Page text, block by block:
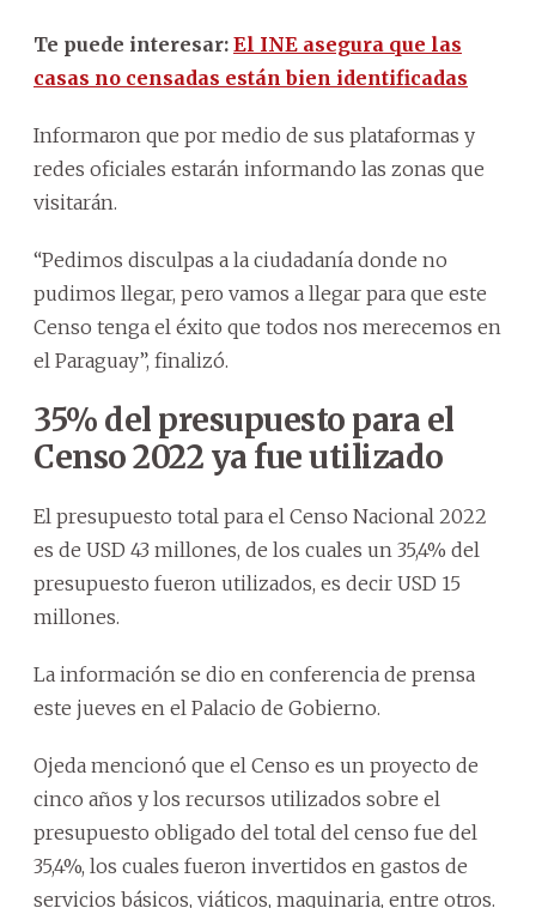
Te puede interesar: El INE asegura que las
casas no censadas están bien identificadas
Informaron que por medio de sus plataformas y
redes oficiales estarán informando las zonas que
visitarán.
“Pedimos disculpas a la ciudadanía donde no
pudimos llegar, pero vamos a llegar para que este
Censo tenga el éxito que todos nos merecemos en
el Paraguay”, finalizó.
35% del presupuesto para el
Censo 2022 ya fue utilizado
El presupuesto total para el Censo Nacional 2022
es de USD 43 millones, de los cuales un 35,4% del
presupuesto fueron utilizados, es decir USD 15
millones.
La información se dio en conferencia de prensa
este jueves en el Palacio de Gobierno.
Ojeda mencionó que el Censo es un proyecto de
cinco años y los recursos utilizados sobre el
presupuesto obligado del total del censo fue del
35,4%, los cuales fueron invertidos en gastos de
servicios básicos, viáticos, maquinaria, entre otros.